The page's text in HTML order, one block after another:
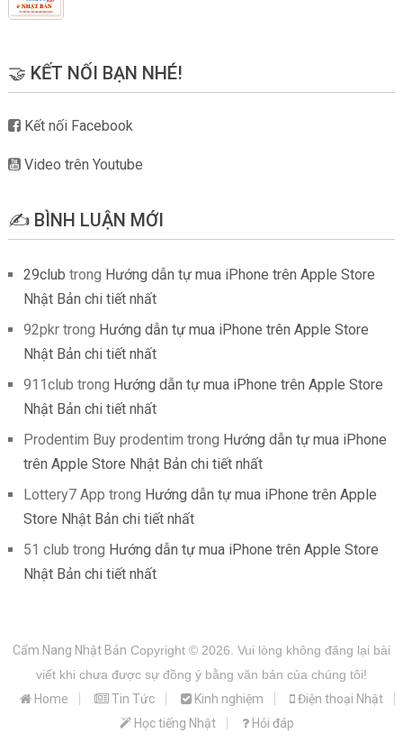
🤝 KẾT NỐI BẠN NHÉ!
Kết nối Facebook
Video trên Youtube
✍️ BÌNH LUẬN MỚI
29club trong Hướng dẫn tự mua iPhone trên Apple Store
Nhật Bản chi tiết nhất
92pkrtrong Hướng dẫn tự mua iPhone trên Apple Store
Nhật Bản chi tiết nhất
911club trong Hướng dẫn tự mua iPhone trên Apple Store
Nhật Bản chi tiết nhất
Prodentim Buy prodentim trong Hướng dẫn tự mua iPhone
trên Apple Store Nhật Bản chi tiết nhất
Lottery7 App trong Hướng dẫn tự mua iPhone trên Apple
Store Nhật Bản chi tiết nhất
51 club trong Hướng dẫn tự mua iPhone trên Apple Store
Nhật Bản chi tiết nhất
Cẩm Nang Nhật Bản Copyright © 2026. Vui lòng không đăng lại bài
viết khi chưa được sự đồng ý bằng văn bản của chúng tôi!
Home
Tin Tức Kinh nghiệm
Điện thoại Nhật
Học tiếng Nhật
Hỏi đáp